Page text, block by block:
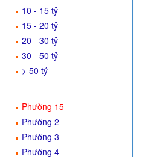
10 - 15 tỷ
15 - 20 tỷ
20 - 30 tỷ
30 - 50 tỷ
> 50 tỷ
Phường 15
Phường 2
Phường 3
Phường 4